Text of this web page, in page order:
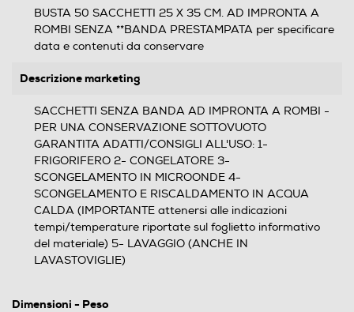
BUSTA 50 SACCHETTI 25 X 35 CM. AD IMPRONTA A
ROMBI SENZA **BANDA PRESTAMPATA per specificare
data e contenuti da conservare
Descrizione marketing
SACCHETTI SENZA BANDA AD IMPRONTA A ROMBI -
PER UNA CONSERVAZIONE SOTTOVUOTO
GARANTITA ADATTI/CONSIGLI ALL'USO: 1-
FRIGORIFERO 2- CONGELATORE 3-
SCONGELAMENTO IN MICROONDE 4-
SCONGELAMENTO E RISCALDAMENTO IN ACQUA
CALDA (IMPORTANTE attenersi alle indicazioni
tempi/temperature riportate sul foglietto informativo
del materiale) 5- LAVAGGIO (ANCHE IN
LAVASTOVIGLIE)
Dimensioni - Peso